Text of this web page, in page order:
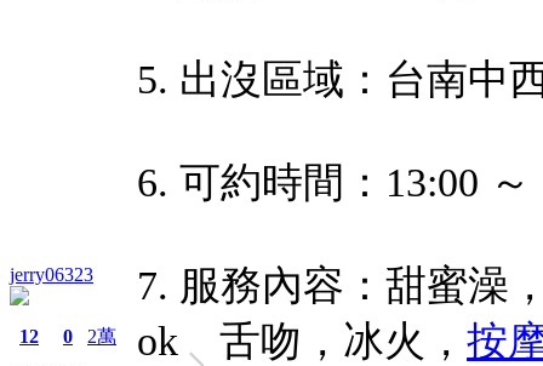
jerry06323
12 0 2萬
5. 出沒區域：台南中
6. 可約時間：13:00 ～
7. 服務內容：甜蜜澡
ok，舌吻，冰火， 按